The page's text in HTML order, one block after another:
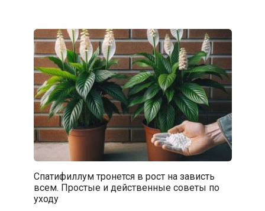
Спатифиллум тронется в рост на зависть
всем. Простые и действенные советы по
уходу